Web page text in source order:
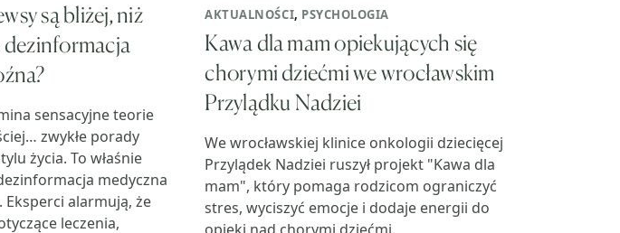
są bliżej, niż
dezinformacja
sensacyjne teorie
zwykłe porady
życia. To właśnie
medyczna
alarmują, że
leczenia,
AKTUALNOŚCI, PSYCHOLOGIA
Kawa dla mam opiekujących się
chorymi dziećmi we wrocławskim
Przylądku Nadziei
We wrocławskiej klinice onkologii dziecięcej
Przylądek Nadziei ruszył projekt "Kawa dla
mam", który pomaga rodzicom ograniczyć
stres, wyciszyć emocje i dodaje energii do
opieki nad chorymi dziećmi.